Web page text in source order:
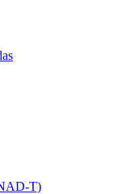
T)